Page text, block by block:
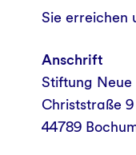
Kontakt und
Sie erreichen
Anschrift
Stiftung Neue
Christstraße 9
44789